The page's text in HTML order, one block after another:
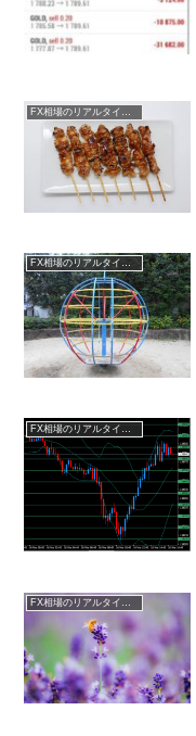
FX相場のリアルタイム情報